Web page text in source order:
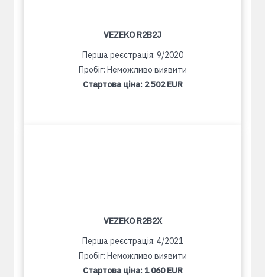
VEZEKO R2B2J
Перша реєстрація: 9/2020
Пробіг: Неможливо виявити
Стартова ціна: 2 502 EUR
VEZEKO R2B2X
Перша реєстрація: 4/2021
Пробіг: Неможливо виявити
Стартова ціна:1 060 EUR